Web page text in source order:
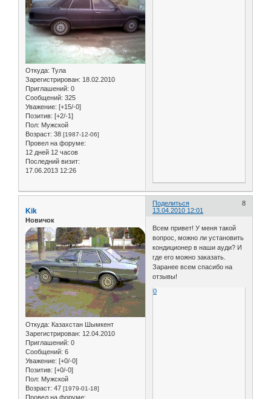
Откуда: Тула
Зарегистрирован: 18.02.2010
Приглашений: 0
Сообщений: 325
Уважение: [+15/-0]
Позитив: [+2/-1]
Пол: Мужской
Возраст: 38 [1987-12-06]
Провел на форуме:
12 дней 12 часов
Последний визит:
17.06.2013 12:26
Поделиться
8
13.04.2010 12:01
Kik
Новичок
Откуда: Казахстан Шымкент
Зарегистрирован: 12.04.2010
Приглашений: 0
Сообщений: 6
Уважение: [+0/-0]
Позитив: [+0/-0]
Пол: Мужской
Возраст: 47 [1979-01-18]
Провел на форуме:
Всем привет! У меня такой
вопрос, можно ли установить
кондиционер в наши ауди? И
где его можно заказать.
Заранее всем спасибо на
отзывы!
0